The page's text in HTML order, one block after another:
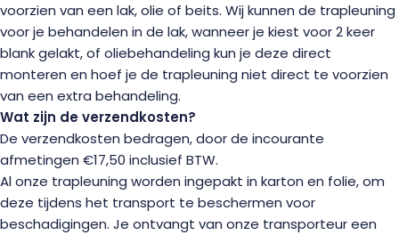
voorzien van een lak, olie of beits. Wij kunnen de trapleuning
voor je behandelen in de lak, wanneer je kiest voor 2 keer
blank gelakt, of oliebehandeling kun je deze direct
monteren en hoef je de trapleuning niet direct te voorzien
van een extra behandeling.
Wat zijn de verzendkosten?
De verzendkosten bedragen, door de incourante
afmetingen €17,50 inclusief BTW.
Al onze trapleuning worden ingepakt in karton en folie, om
deze tijdens het transport te beschermen voor
beschadigingen. Je ontvangt van onze transporteur een